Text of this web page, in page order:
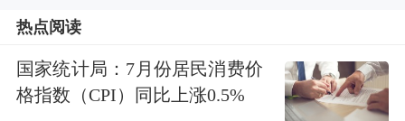
超3%。
费城半导体指数拉升， 台积电涨超
7%， 美光科技涨超6%。博通涨近
热点阅读
国家统计局：7月份居民消费价
格指数（CPI）同比上涨0.5%